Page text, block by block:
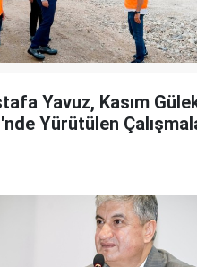
Yavuz, Kasım
Yürütülen